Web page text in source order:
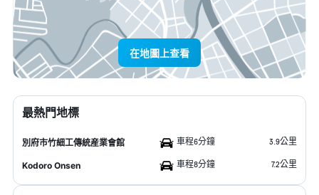
在地圖上查看
最熱門地標
別府市竹細工傳統産業會館 車程6分鐘 3.9公里
Kodoro Onsen 車程8分鐘 7.2公里